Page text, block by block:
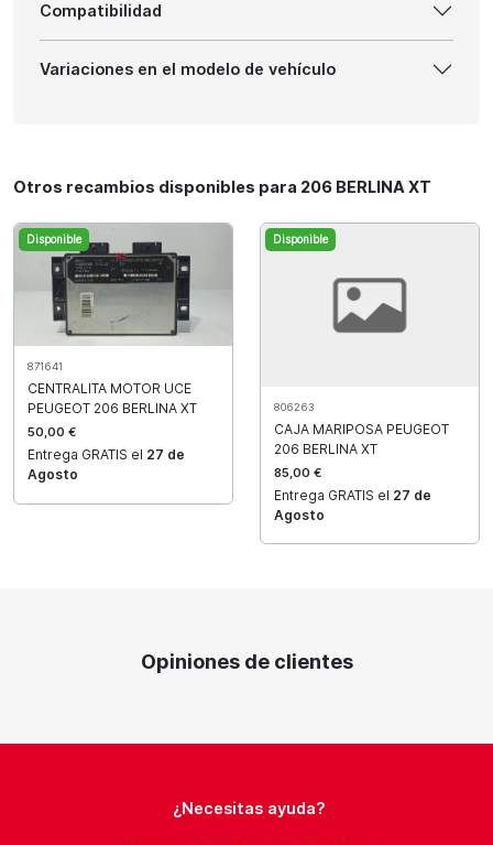
Compatibilidad
Variaciones en el modelo de vehículo
Otros recambios disponibles para 206 BERLINA XT
Disponible
871641
CENTRALITA MOTOR UCE
PEUGEOT 206 BERLINA XT
50,00 €
Entrega GRATIS el 27 de
Agosto
Disponible
806263
CAJA MARIPOSA PEUGEOT
206 BERLINA XT
85,00 €
Entrega GRATIS el 27 de
Agosto
Opiniones de clientes
¿Necesitas ayuda?